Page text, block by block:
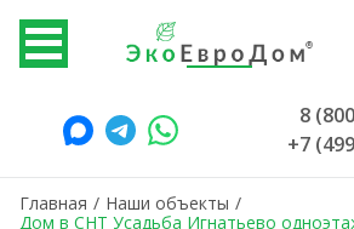
8
+7
Главная / Наши объекты /
Дом в СНТ Усадьба Игнатьево